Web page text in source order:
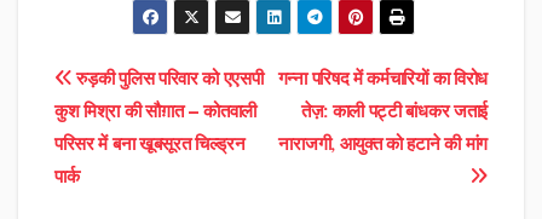
Post
navigation
गन्ना परिषद में कर्मचारियों का विरोध
तेज़: काली पट्टी बांधकर जताई
नाराजगी, आयुक्त को हटाने की मांग
रुड़की पुलिस परिवार को एएसपी
कुश मिश्रा की सौग़ात — कोतवाली
परिसर में बना खूबसूरत चिल्ड्रन
पार्क